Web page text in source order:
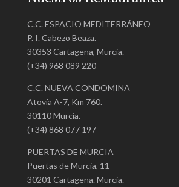
C.C. ESPACIO MEDITERRÁNEO
P. I. Cabezo Beaza.
30353 Cartagena, Murcia.
(+34) 968 089 220
C.C. NUEVA CONDOMINA
Atovía A-7, Km 760.
30110 Murcia.
(+34) 868 077 197
PUERTAS DE MURCIA
Puertas de Murcia, 11
30201 Cartagena. Murcia.